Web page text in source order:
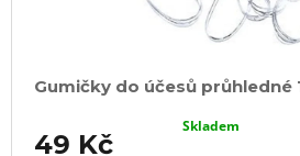
Gumičky do účesů průhledné
49 Kč
Skladem